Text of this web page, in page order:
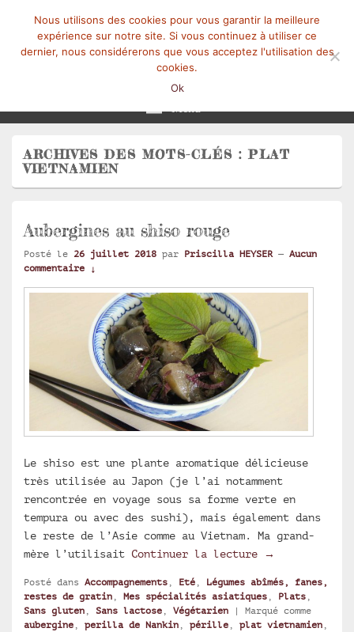
ARCHIVES DES MOTS-CLÉS :PLAT
VIETNAMIEN
Aubergines au shiso rouge
Posté le 26 juillet 2018 par Priscilla HEYSER — Aucun
commentaire ↓
Le shiso est une plante aromatique délicieuse
très utilisée au Japon (je l’ai notamment
rencontrée en voyage sous sa forme verte en
tempura ou avec des sushi), mais également dans
le reste de l’Asie comme au Vietnam. Ma grand-
mère l’utilisait Continuer la lecture Aubergines au
→
Posté dans Accompagnements , Eté , Légumes abîmés, fanes,
restes de gratin , Mes spécialités asiatiques , Plats ,
Sans gluten , Sans lactose , Végétarien | Marqué comme
aubergine , perilla de Nankin , pérille , plat vietnamien ,
Nous utilisons des cookies pour vous garantir la meilleure
expérience sur notre site. Si vous continuez à utiliser ce
dernier, nous considérerons que vous acceptez l'utilisation des
cookies.
Ok